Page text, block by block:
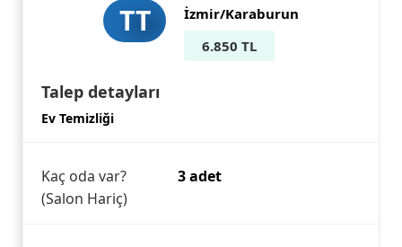
TT
İzmir/Karaburun
6.850 TL
Talep detayları
Ev Temizliği
Kaç oda var?
(Salon Hariç)
3 adet